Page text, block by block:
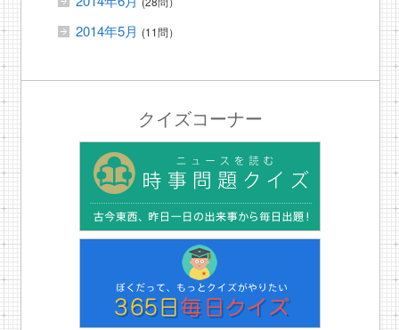
2014年5月 (11問）
クイズコーナー